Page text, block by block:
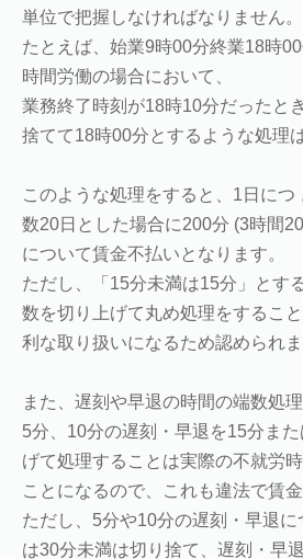
単位で把握しなければなりません。
たとえば、始業9時00分終業18時
時間労働の場合において、
業務終了時刻が18時10分だったと
捨てて18時00分とするような処理
このような処理をすると、1日につ
数20日とした場合に200分 (3時間
について賃金不払いとなります。
ただし、「15分未満は15分」とす
数を切り上げて丸め処理をするこ
利な取り扱いになるため認められま
また、遅刻や早退の時間の端数処
5分、10分の遅刻・早退を15分ま
げて処理することは実際の不就労
ことになるので、これも違法で賃
ただし、5分や10分の遅刻・早退
は30分未満は切り捨て、遅刻・早